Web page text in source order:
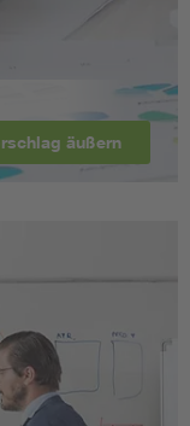
äußern